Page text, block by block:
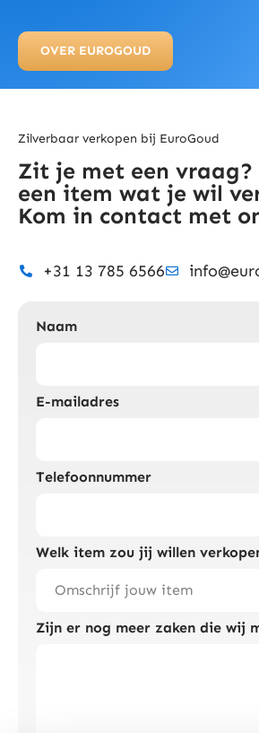
OVER EUROGOUD
Zilverbaar verkopen bij EuroGoud
Zit je met een vraag?
een item wat je wil
Kom in contact met
+31 13 785 6566
Naam
E-mailadres
Telefoonnummer
Welk item zou jij willen
Zijn er nog meer zaken die wij